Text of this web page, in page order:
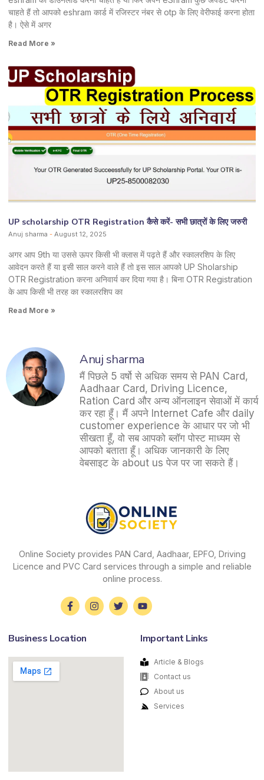
चाहते हैं तो आपको eshram कार्ड में रजिस्टर नंबर से otp के लिए वेरीफाई करना होता
है। ऐसे में अगर
Read More »
UP scholarship OTR Registration कैसे करें- सभी छात्रों के लिए जरुरी
Anuj sharma August 12, 2025
अगर आप 9th या उससे ऊपर किसी भी क्लास में पढ़ते हैं और स्कालरशिप के लिए
आवेदन करते हैं या इसी साल करने वाले हैं तो इस साल आपको UP Sholarship
OTR Registration करना अनिवार्य कर दिया गया है। बिना OTR Registration
के आप किसी भी तरह का स्कालरशिप का
Read More »
Anuj sharma
मैं पिछले 5 वर्षो से अधिक समय से PAN Card,
Aadhaar Card, Driving Licence,
Ration Card और अन्य ऑनलाइन सेवाओं में कार्य
कर रहा हूँ। मैं अपने Internet Cafe और daily
customer experience के आधार पर जो भी
सीखता हूँ, वो सब आपको ब्लॉग पोस्ट माध्यम से
आपको बताता हूँ। अधिक जानकारी के लिए
वेबसाइट के about us पेज पर जा सकते हैं।
Online Society provides PAN Card, Aadhaar, EPFO, Driving
Licence and PVC Card services through a simple and reliable
online process.
Business Location Important Links
Article & Blogs
Contact us
About us
Services